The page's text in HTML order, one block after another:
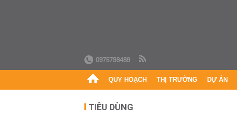
0975798489
QUY HOẠCH THỊ TRƯỜNG DỰ ÁN
TIÊU DÙNG